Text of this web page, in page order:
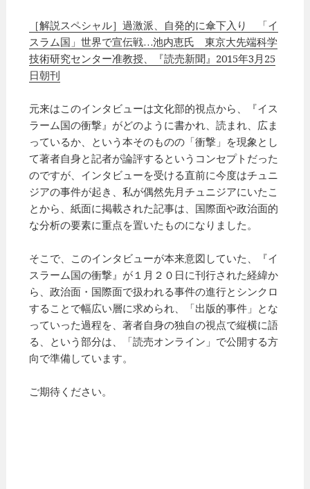
［解説スペシャル］過激派、自発的に傘下入り 「イ
スラム国」世界で宣伝戦…池内恵氏 東京大先端科学
技術研究センター准教授、『読売新聞』2015年3月25
日朝刊
元来はこのインタビューは文化部的視点から、『イス
ラーム国の衝撃』がどのように書かれ、読まれ、広ま
っているか、という本そのものの「衝撃」を現象とし
て著者自身と記者が論評するというコンセプトだった
のですが、インタビューを受ける直前に今度はチュニ
ジアの事件が起き、私が偶然先月チュニジアにいたこ
とから、紙面に掲載された記事は、国際面や政治面的
な分析の要素に重点を置いたものになりました。
そこで、このインタビューが本来意図していた、『イ
スラーム国の衝撃』が１月２０日に刊行された経緯か
ら、政治面・国際面で扱われる事件の進行とシンクロ
することで幅広い層に求められ、「出版的事件」とな
っていった過程を、著者自身の独自の視点で縦横に語
る、という部分は、「読売オンライン」で公開する方
向で準備しています。
ご期待ください。